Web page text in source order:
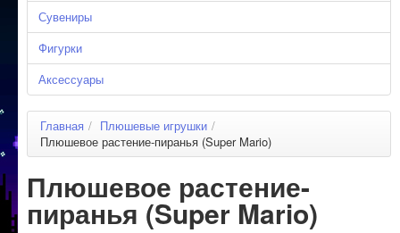
Сувениры
Фигурки
Аксессуары
Главная / Плюшевые игрушки /
Плюшевое растение-пиранья (Super Mario)
Плюшевое растение-
пиранья (Super Mario)